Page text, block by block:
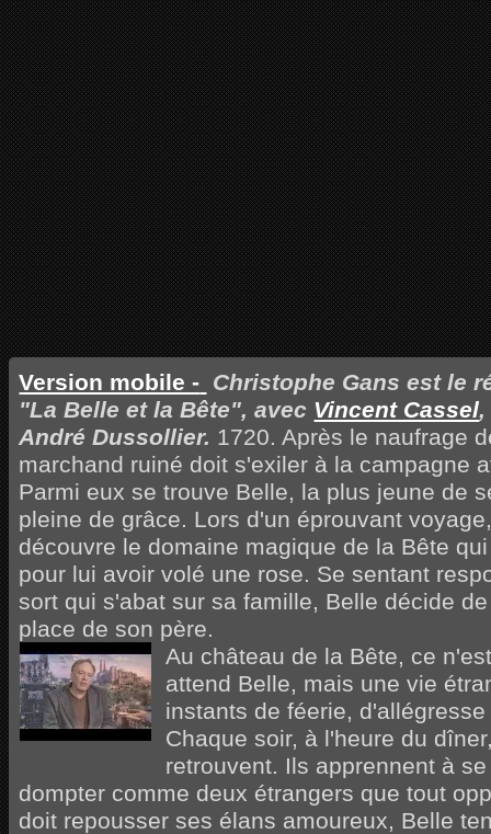
Version mobile - Christophe Gans est le
"La Belle et la Bête", avec Vincent Cassel
André Dussollier. 1720. Après le naufrage
marchand ruiné doit s'exiler à la campagne
Parmi eux se trouve Belle, la plus jeune de
pleine de grâce. Lors d'un éprouvant
découvre le domaine magique de la Bête
pour lui avoir volé une rose. Se sentant
sort qui s'abat sur sa famille, Belle décide
place de son père.
Au château de la Bête, ce
attend Belle, mais une vie
instants de féerie,
Chaque soir, à l'heure du
retrouvent. Ils apprennent à
dompter comme deux étrangers que tout
doit repousser ses élans amoureux, Belle